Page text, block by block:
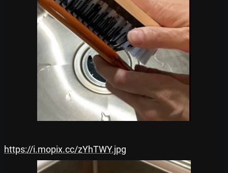
https://i.mopix.cc/zYhTWY.jpg